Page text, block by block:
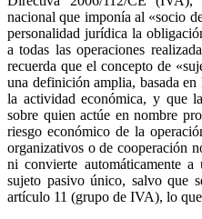
nacional que imponía al «socio
personalidad jurídica la
a todas las operaciones
recuerda que el concepto de
una definición amplia, basada
la actividad económica, y que
sobre quien actúe en nombre
riesgo económico de la
organizativos o de cooperación
ni convierte automáticamente a
sujeto pasivo único, salvo que
artículo 11 (grupo de IVA), lo